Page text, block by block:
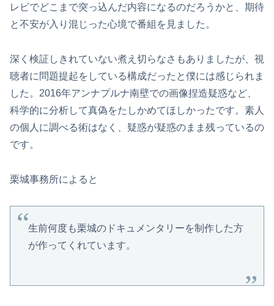
レビでどこまで突っ込んだ内容になるのだろうかと、期待
と不安が入り混じった心境で番組を見ました。
深く検証しきれていない煮え切らなさもありましたが、視
聴者に問題提起をしている構成だったと僕には感じられま
した。2016年アンナプルナ南壁での画像捏造疑惑など、
科学的に分析して真偽をたしかめてほしかったです。素人
の個人に調べる術はなく、疑惑が疑惑のまま残っているの
です。
栗城事務所によると
生前何度も栗城のドキュメンタリーを制作した方
が作ってくれています。